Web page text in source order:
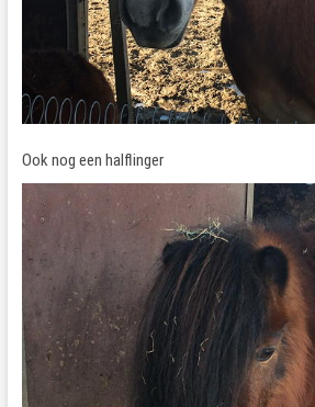
Ook nog een halflinger